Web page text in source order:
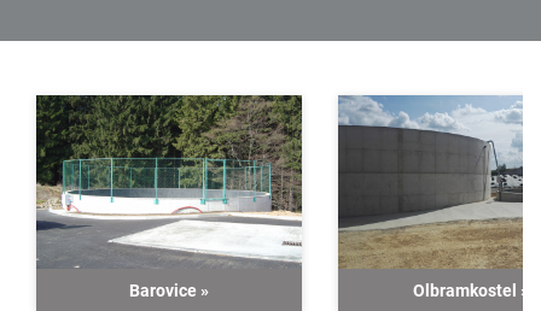
Barovice » Olbramkostel »